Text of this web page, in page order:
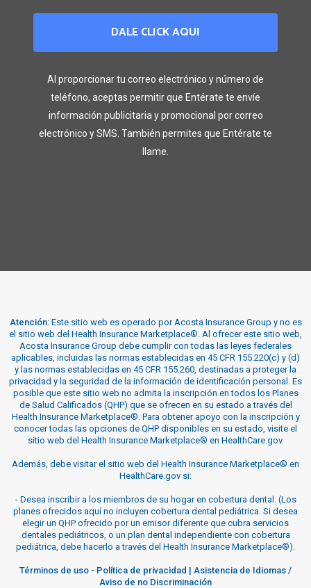
DALE CLICK AQUI
Al proporcionar tu correo electrónico y número de
teléfono, aceptas permitir que Entérate te envíe
información publicitaria y promocional por correo
electrónico y SMS. También permites que Entérate te
llame.
Atención:Este sitio web es operado por Acosta Insurance Group y no es
el sitio web del Health Insurance Marketplace®. Al ofrecer este sitio web,
Acosta Insurance Group debe cumplir con todas las leyes federales
aplicables, incluidas las normas establecidas en 45 CFR 155.220(c) y (d)
y las normas establecidas en 45 CFR 155.260, destinadas a proteger la
privacidad y la seguridad de la información de identificación personal. Es
posible que este sitio web no admita la inscripción en todos los Planes
de Salud Calificados (QHP) que se ofrecen en su estado a través del
Health Insurance Marketplace®. Para obtener apoyo con la inscripción y
conocer todas las opciones de QHP disponibles en su estado, visite el
sitio web del Health Insurance Marketplace® en HealthCare.gov.
Además, debe visitar el sitio web del Health Insurance Marketplace® en
HealthCare.gov si:
-Desea inscribir a los miembros de su hogar en cobertura dental. (Los
planes ofrecidos aquí no incluyen cobertura dental pediátrica. Si desea
elegir un QHP ofrecido por un emisor diferente que cubra servicios
dentales pediátricos, o un plan dental independiente con cobertura
pediátrica, debe hacerlo a través del Health Insurance Marketplace®).
Términos de uso - Política de privacidad | Asistencia de Idiomas /
Aviso de no Discriminación